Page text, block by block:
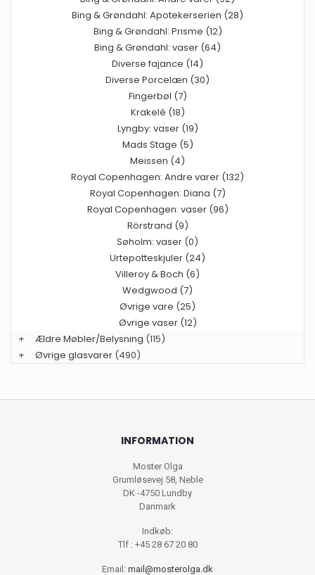
Bing & Grøndahl: Apotekerserien (28)
Bing & Grøndahl: Prisme (12)
Bing & Grøndahl: vaser (64)
Diverse fajance (14)
Diverse Porcelæn (30)
Fingerbøl (7)
Krakelé (18)
Lyngby: vaser (19)
Mads Stage (5)
Meissen (4)
Royal Copenhagen: Andre varer (132)
Royal Copenhagen: Diana (7)
Royal Copenhagen: vaser (96)
Rörstrand (9)
Søholm: vaser (0)
Urtepotteskjuler (24)
Villeroy & Boch (6)
Wedgwood (7)
Øvrige vare (25)
Øvrige vaser (12)
+
Ældre Møbler/Belysning (115)
+
Øvrige glasvarer (490)
INFORMATION
Moster Olga
Grumløsevej 58, Neble
DK -4750 Lundby
Danmark
Indkøb:
Tlf : +45 28 67 20 80
Email: mail@mosterolga.dk